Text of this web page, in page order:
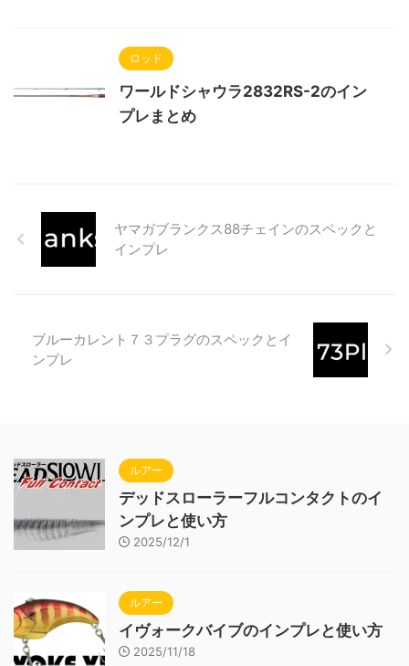
ロッド
ワールドシャウラ2832RS-2のイン
プレまとめ
ヤマガブランクス88チェインのスペックと
インプレ
ブルーカレント７３プラグのスペックとイ
ンプレ
ルアー
デッドスローラーフルコンタクトのイ
ンプレと使い方
2025/12/1
ルアー
イヴォークバイブのインプレと使い方
2025/11/18